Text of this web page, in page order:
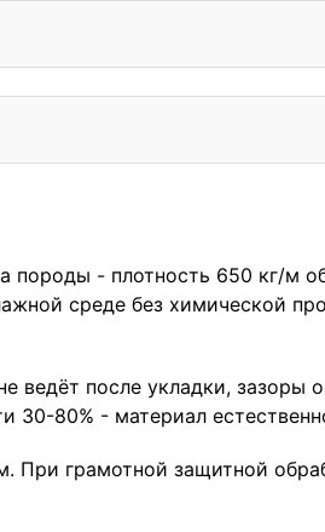
- плотность 650 кг/м
среде без химической
ведёт после укладки,
30-80% - материал
грамотной защитной